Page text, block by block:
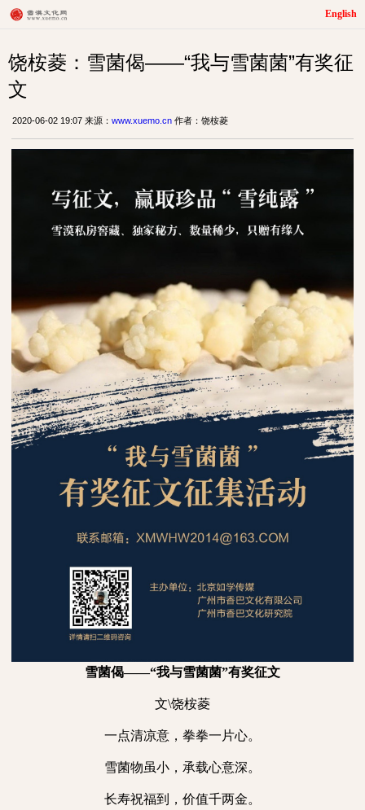
English
饶桉菱：雪菌偈——“我与雪菌菌”有奖征
文
2020-06-02 19:07 来源： www.xuemo.cn 作者：饶桉菱
雪菌偈——“我与雪菌菌”有奖征文
文\饶桉菱
一点清凉意，拳拳一片心。
雪菌物虽小，承载心意深。
长寿祝福到，价值千两金。